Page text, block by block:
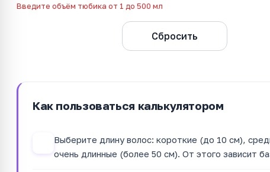
Введите объём тюбика от 1 до 500 мл
Сбросить
Как пользоваться калькулятором
Выберите длину волос: короткие (до 10 см),
очень длинные (более 50 см). От этого зависит